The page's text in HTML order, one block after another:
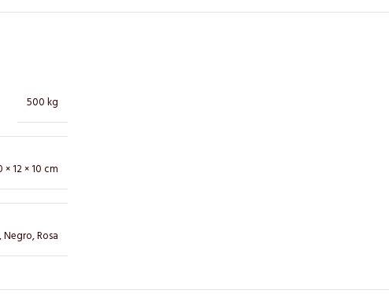
500 kg
× 12 × 10 cm
,Negro,Rosa